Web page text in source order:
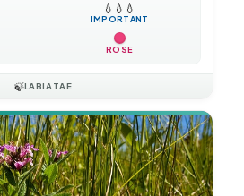
💧 💧 💧
IMPORTANT
ROSE
🍃LABIATAE